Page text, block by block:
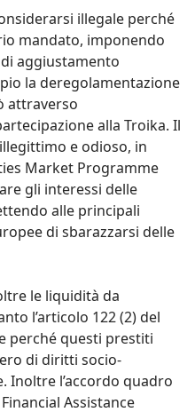
illegale perché
mandato, imponendo
aggiustamento
la deregolamentazione
attraverso
alla Troika. Il
e odioso, in
Market Programme
gli interessi delle
alle principali
di sbarazzarsi delle
le liquidità da
l’articolo 122 (2) del
perché questi prestiti
di diritti socio-
Inoltre l’accordo quadro
Assistance